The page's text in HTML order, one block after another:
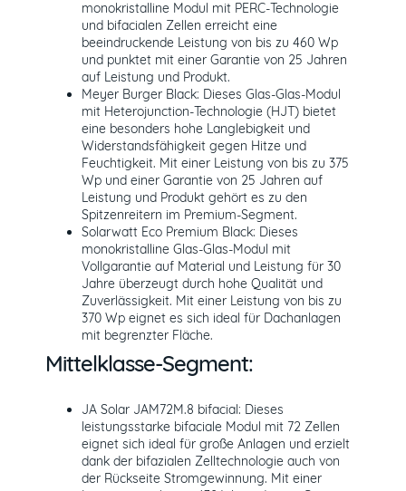
monokristalline Modul mit PERC-Technologie
und bifacialen Zellen erreicht eine
beeindruckende Leistung von bis zu 460 Wp
und punktet mit einer Garantie von 25 Jahren
auf Leistung und Produkt.
Meyer Burger Black: Dieses Glas-Glas-Modul
mit Heterojunction-Technologie (HJT) bietet
eine besonders hohe Langlebigkeit und
Widerstandsfähigkeit gegen Hitze und
Feuchtigkeit. Mit einer Leistung von bis zu 375
Wp und einer Garantie von 25 Jahren auf
Leistung und Produkt gehört es zu den
Spitzenreitern im Premium-Segment.
Solarwatt Eco Premium Black: Dieses
monokristalline Glas-Glas-Modul mit
Vollgarantie auf Material und Leistung für 30
Jahre überzeugt durch hohe Qualität und
Zuverlässigkeit. Mit einer Leistung von bis zu
370 Wp eignet es sich ideal für Dachanlagen
mit begrenzter Fläche.
Mittelklasse-Segment:
JA Solar JAM72M.8 bifacial: Dieses
leistungsstarke bifaciale Modul mit 72 Zellen
eignet sich ideal für große Anlagen und erzielt
dank der bifazialen Zelltechnologie auch von
der Rückseite Stromgewinnung. Mit einer